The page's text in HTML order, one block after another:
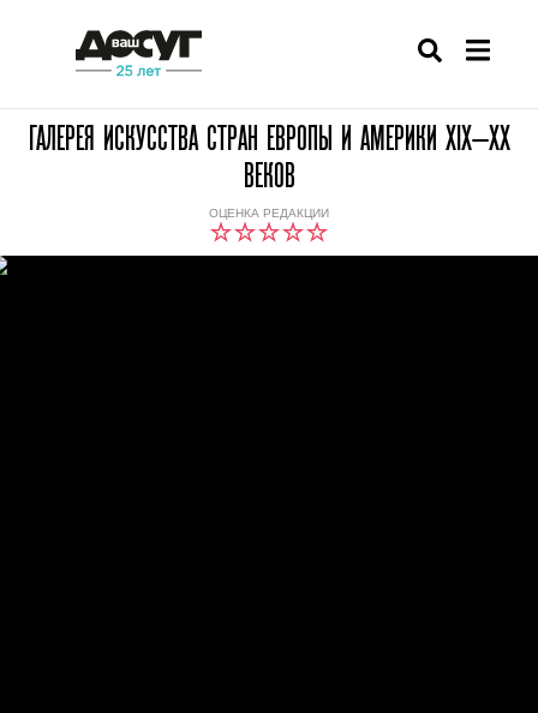
ГАЛЕРЕЯ ИСКУССТВА СТРАН ЕВРОПЫ И АМЕРИКИ XIX—XX
ВЕКОВ
ОЦЕНКА РЕДАКЦИИ